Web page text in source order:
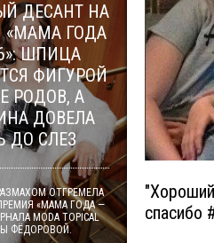
спасибо
ДЕСАНТ НА
ГОДА
ШПИЦА
ФИГУРОЙ
РОДОВ, А
ДОВЕЛА
ДО СЛЕЗ
ОТГРЕМЕЛА
«МАМА ГОДА —
MODA TOPICAL
ФЁДОРОВОЙ.